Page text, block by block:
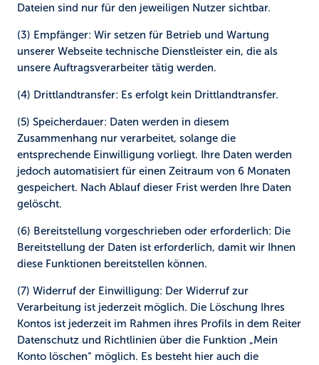
Dateien sind nur für den jeweiligen Nutzer sichtbar.
(3) Empfänger: Wir setzen für Betrieb und Wartung
unserer Webseite technische Dienstleister ein, die als
unsere Auftragsverarbeiter tätig werden.
(4) Drittlandtransfer: Es erfolgt kein Drittlandtransfer.
(5) Speicherdauer: Daten werden in diesem
Zusammenhang nur verarbeitet, solange die
entsprechende Einwilligung vorliegt. Ihre Daten werden
jedoch automatisiert für einen Zeitraum von 6 Monaten
gespeichert. Nach Ablauf dieser Frist werden Ihre Daten
gelöscht.
(6) Bereitstellung vorgeschrieben oder erforderlich: Die
Bereitstellung der Daten ist erforderlich, damit wir Ihnen
diese Funktionen bereitstellen können.
(7) Widerruf der Einwilligung: Der Widerruf zur
Verarbeitung ist jederzeit möglich. Die Löschung Ihres
Kontos ist jederzeit im Rahmen ihres Profils in dem Reiter
Datenschutz und Richtlinien über die Funktion „Mein
Konto löschen“ möglich. Es besteht hier auch die